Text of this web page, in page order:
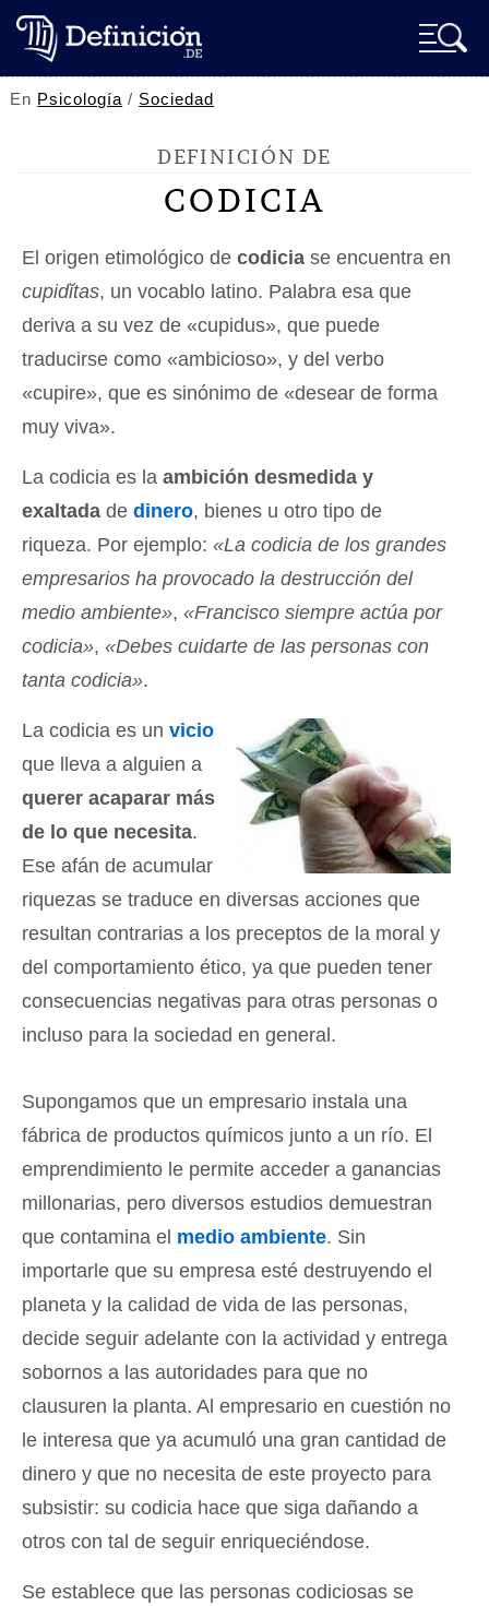
En Psicología / Sociedad
DEFINICIÓN DE
CODICIA
El origen etimológico de codicia se encuentra en
cupidĭtas, un vocablo latino. Palabra esa que
deriva a su vez de «cupidus», que puede
traducirse como «ambicioso», y del verbo
«cupire», que es sinónimo de «desear de forma
muy viva».
La codicia es la ambición desmedida y
exaltada de dinero, bienes u otro tipo de
riqueza. Por ejemplo: «La codicia de los grandes
empresarios ha provocado la destrucción del
medio ambiente», «Francisco siempre actúa por
codicia», «Debes cuidarte de las personas con
tanta codicia».
La codicia es un vicio
que lleva a alguien a
querer acaparar más
de lo que necesita.
Ese afán de acumular
riquezas se traduce en diversas acciones que
resultan contrarias a los preceptos de la moral y
del comportamiento ético, ya que pueden tener
consecuencias negativas para otras personas o
incluso para la sociedad en general.
Supongamos que un empresario instala una
fábrica de productos químicos junto a un río. El
emprendimiento le permite acceder a ganancias
millonarias, pero diversos estudios demuestran
que contamina el medio ambiente. Sin
importarle que su empresa esté destruyendo el
planeta y la calidad de vida de las personas,
decide seguir adelante con la actividad y entrega
sobornos a las autoridades para que no
clausuren la planta. Al empresario en cuestión no
le interesa que ya acumuló una gran cantidad de
dinero y que no necesita de este proyecto para
subsistir: su codicia hace que siga dañando a
otros con tal de seguir enriqueciéndose.
Se establece que las personas codiciosas se